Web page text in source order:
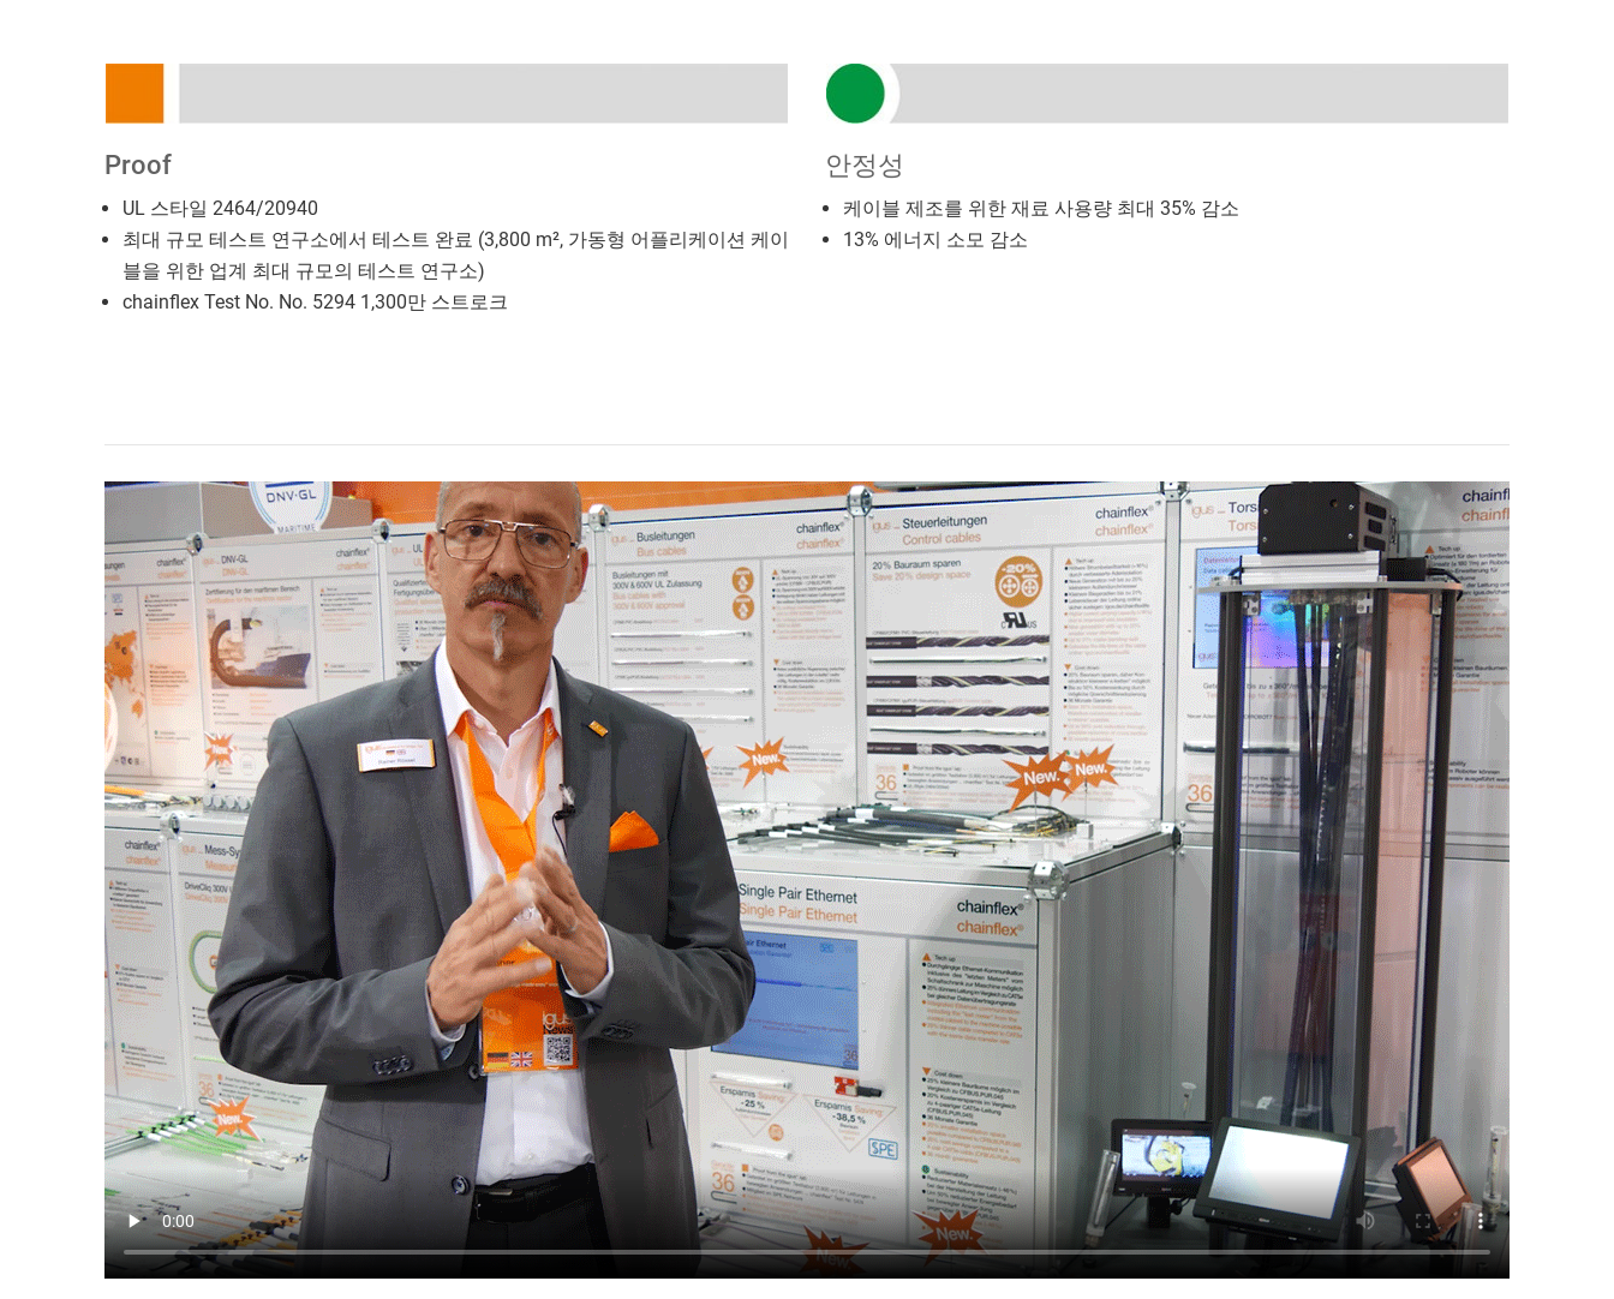
Proof
UL 스타일 2464/20940
최대 규모 테스트 연구소에서 테스트 완료 (3,800 m², 가동형 어플리케이션 케이
블을 위한 업계 최대 규모의 테스트 연구소)
chainflex Test No. No. 5294 1,300만 스트로크
안정성
케이블 제조를 위한 재료 사용량 최대 35% 감소
13% 에너지 소모 감소